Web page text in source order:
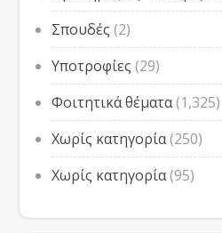
Σπουδές (2)
Υποτροφίες (29)
Φοιτητικά θέματα(1,325)
Χωρίς κατηγορία(250)
Χωρίς κατηγορία(95)